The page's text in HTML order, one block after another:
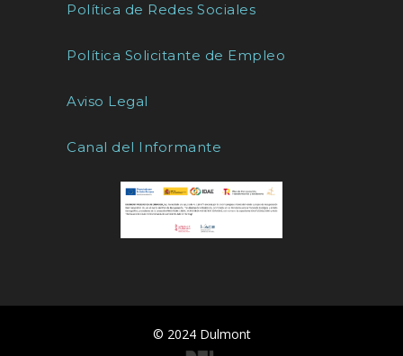
Política de Redes Sociales
Política Solicitante de Empleo
Aviso Legal
Canal del Informante
© 2024 Dulmont